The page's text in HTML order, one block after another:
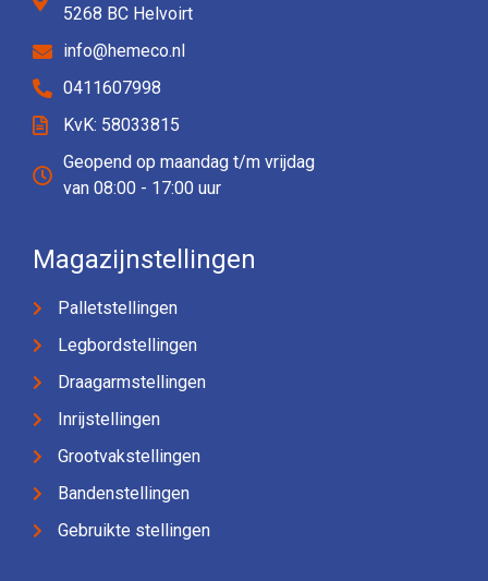
5268 BC Helvoirt
info@hemeco.nl
0411607998
KvK: 58033815
Geopend op maandag t/m vrijdag
van 08:00 - 17:00 uur
Magazijnstellingen
Palletstellingen
Legbordstellingen
Draagarmstellingen
Inrijstellingen
Grootvakstellingen
Bandenstellingen
Gebruikte stellingen